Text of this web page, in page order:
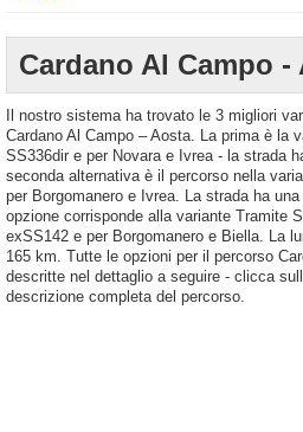
Cardano Al Campo -
Il nostro sistema ha trovato le 3 migliori
Cardano Al Campo – Aosta. La prima è la
SS336dir e per Novara e Ivrea - la strada
seconda alternativa è il percorso nella
per Borgomanero e Ivrea. La strada ha
opzione corrisponde alla variante Tramite
exSS142 e per Borgomanero e Biella. La
165 km. Tutte le opzioni per il percorso
descritte nel dettaglio a seguire - clicca
descrizione completa del percorso.